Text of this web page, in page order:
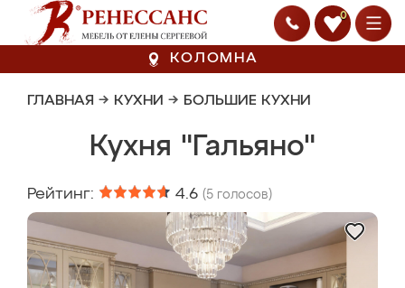
0
КОЛОМНА
ГЛАВНАЯ → КУХНИ → БОЛЬШИЕ КУХНИ
Кухня "Гальяно"
Рейтинг: 4.6 (5 голосов)